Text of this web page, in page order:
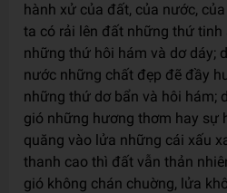
hành xử của đất, của nước,
ta có rải lên đất những thứ tinh
những thứ hôi hám và dơ dáy;
nước những chất đẹp đẽ đầy
những thứ dơ bẩn và hôi hám;
gió những hương thơm hay sự
quăng vào lửa những cái xấu
thanh cao thì đất vẫn thản
gió không chán chuờng, lửa